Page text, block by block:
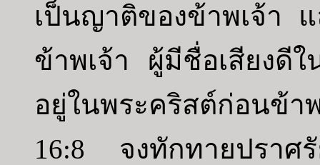
เป็นญาติของข้าพเจ้า
ข้าพเจ้า ผู้มีชื่อเสียงดี
อยู่ในพระคริสต์ก่อนข้า
16:8 จงทักทายปราศ